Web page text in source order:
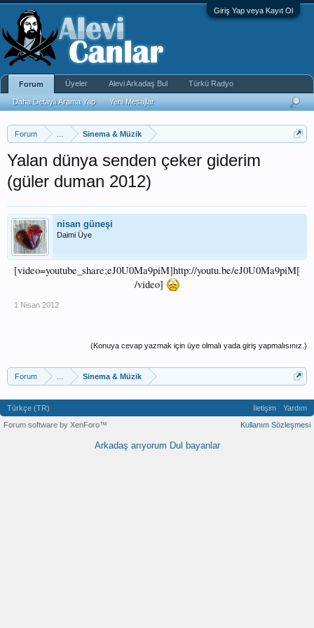
Giriş Yap veya Kayıt Ol
Forum Sinema & Müzik
Yalan dünya senden çeker giderim
(güler duman 2012)
nisan güneşi
Daimi Üye
[video=youtube_share;eJ0U0Ma9piM]http://youtu.be/eJ0U0Ma9piM[
/video]
1 Nisan 2012
(Konuya cevap yazmak için üye olmalı yada giriş yapmalısınız.)
Forum Sinema & Müzik
Forum
Daha Detaylı Arama Yap Yeni Mesajlar
Üyeler Alevi Arkadaş Bul Türkü Radyo
Türkçe (TR) İletişim
Yardım
Kullanım Sözleşmesi
Forum software by XenForo™
Arkadaş arıyorum Dul bayanlar